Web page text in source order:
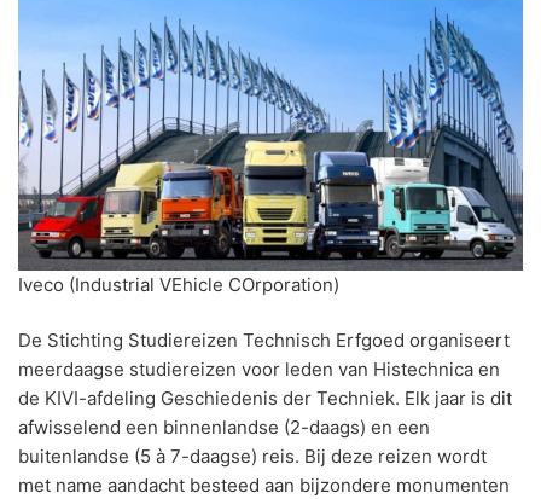
Iveco (Industrial VEhicle COrporation)
De Stichting Studiereizen Technisch Erfgoed organiseert
meerdaagse studiereizen voor leden van Histechnica en
de KIVI-afdeling Geschiedenis der Techniek. Elk jaar is dit
afwisselend een binnenlandse (2-daags) en een
buitenlandse (5 à 7-daagse) reis. Bij deze reizen wordt
met name aandacht besteed aan bijzondere monumenten